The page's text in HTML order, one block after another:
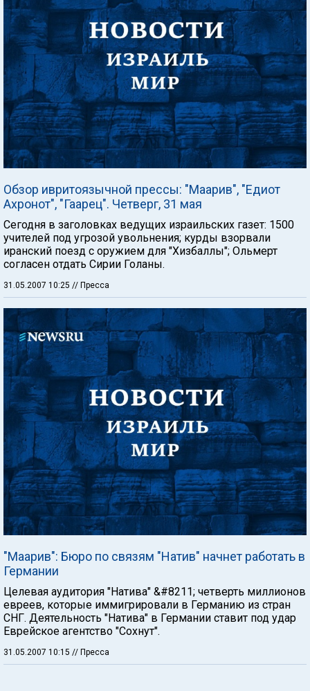
Обзор ивритоязычной прессы: "Маарив", "Едиот
Ахронот", "Гаарец". Четверг, 31 мая
Сегодня в заголовках ведущих израильских газет: 1500
учителей под угрозой увольнения; курды взорвали
иранский поезд с оружием для "Хизбаллы"; Ольмерт
согласен отдать Сирии Голаны.
31.05.2007 10:25 // Пресса
"Маарив": Бюро по связям "Натив" начнет работать в
Германии
Целевая аудитория "Натива" &#8211; четверть миллионов
евреев, которые иммигрировали в Германию из стран
СНГ. Деятельность "Натива" в Германии ставит под удар
Еврейское агентство "Сохнут".
31.05.2007 10:15 // Пресса